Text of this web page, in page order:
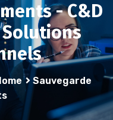
- C&D
Sauvegarde